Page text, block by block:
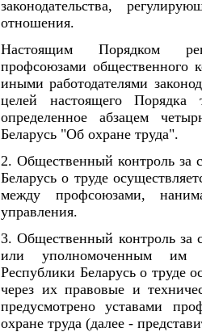
законодательства,
отношения.
Настоящим Порядком
профсоюзами общественного
иными работодателями
целей настоящего Порядка
определенное абзацем
Беларусь "Об охране труда".
2. Общественный контроль за
Беларусь о труде
между профсоюзами,
управления.
3. Общественный контроль за
или уполномоченным им
Республики Беларусь о труде
через их правовые и
предусмотрено уставами
охране труда (далее -